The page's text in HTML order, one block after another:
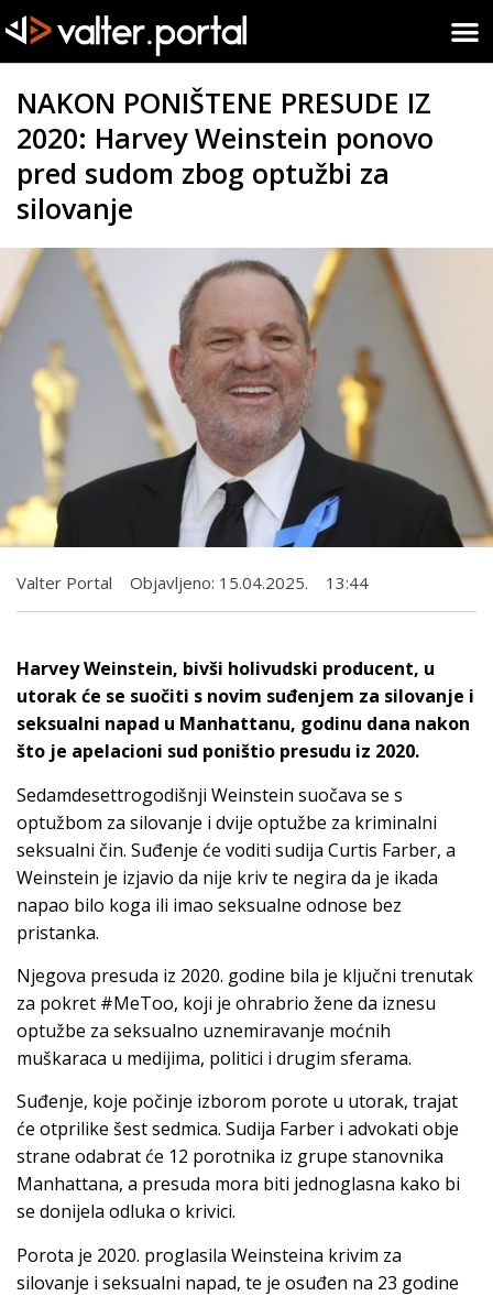
NAKON PONIŠTENE PRESUDE IZ
2020: Harvey Weinstein ponovo
pred sudom zbog optužbi za
silovanje
Valter Portal Objavljeno: 15.04.2025. 13:44
Harvey Weinstein, bivši holivudski producent, u
utorak će se suočiti s novim suđenjem za silovanje i
seksualni napad u Manhattanu, godinu dana nakon
što je apelacioni sud poništio presudu iz 2020.
Sedamdesettrogodišnji Weinstein suočava se s
optužbom za silovanje i dvije optužbe za kriminalni
seksualni čin. Suđenje će voditi sudija Curtis Farber, a
Weinstein je izjavio da nije kriv te negira da je ikada
napao bilo koga ili imao seksualne odnose bez
pristanka.
Njegova presuda iz 2020. godine bila je ključni trenutak
za pokret #MeToo, koji je ohrabrio žene da iznesu
optužbe za seksualno uznemiravanje moćnih
muškaraca u medijima, politici i drugim sferama.
Suđenje, koje počinje izborom porote u utorak, trajat
će otprilike šest sedmica. Sudija Farber i advokati obje
strane odabrat će 12 porotnika iz grupe stanovnika
Manhattana, a presuda mora biti jednoglasna kako bi
se donijela odluka o krivici.
Porota je 2020. proglasila Weinsteina krivim za
silovanje i seksualni napad, te je osuđen na 23 godine